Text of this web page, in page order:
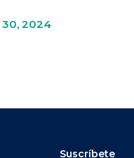
2024
Suscríbete